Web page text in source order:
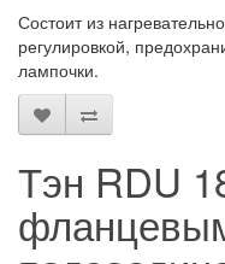
Состоит из
регулировкой,
лампочки.
Тэн RDU